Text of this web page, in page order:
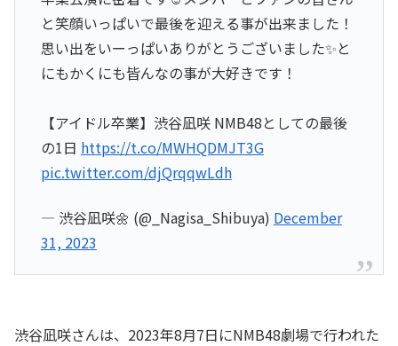
と笑顔いっぱいで最後を迎える事が出来ました！
思い出をいーっぱいありがとうございました✨と
にもかくにも皆んなの事が大好きです！
【アイドル卒業】渋谷凪咲 NMB48としての最後
の1日 https://t.co/MWHQDMJT3G
pic.twitter.com/djQrqqwLdh
— 渋谷凪咲🌼 (@_Nagisa_Shibuya) December
31, 2023
渋谷凪咲さんは、2023年8月7日にNMB48劇場で行われた